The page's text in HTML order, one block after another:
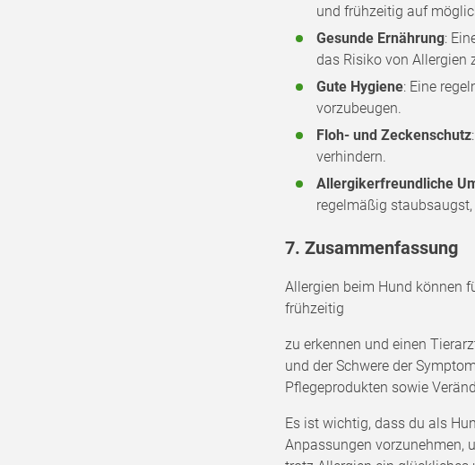
und frühzeitig auf
Gesunde Ernährung:
das Risiko von Allergien
Gute Hygiene: Eine
vorzubeugen.
Floh- und Zeckenschutz
verhindern.
Allergikerfreundliche
regelmäßig
7. Zusammenfassung
Allergien beim Hund können
frühzeitig
zu erkennen und einen
und der Schwere der
Pflegeprodukten sowie
Es ist wichtig, dass du als
Anpassungen vorzunehmen,